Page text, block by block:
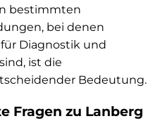
bestimmten
bei denen
Diagnostik und
ist die
Bedeutung.
Fragen zu Lanberg